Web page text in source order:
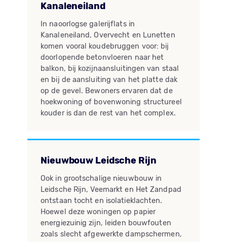
Kanaleneiland
In naoorlogse galerijflats in
Kanaleneiland, Overvecht en Lunetten
komen vooral koudebruggen voor: bij
doorlopende betonvloeren naar het
balkon, bij kozijnaansluitingen van staal
en bij de aansluiting van het platte dak
op de gevel. Bewoners ervaren dat de
hoekwoning of bovenwoning structureel
kouder is dan de rest van het complex.
Nieuwbouw Leidsche Rijn
Ook in grootschalige nieuwbouw in
Leidsche Rijn, Veemarkt en Het Zandpad
ontstaan tocht en isolatieklachten.
Hoewel deze woningen op papier
energiezuinig zijn, leiden bouwfouten
zoals slecht afgewerkte dampschermen,